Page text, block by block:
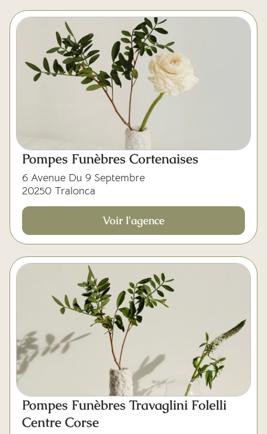
Pompes Funèbres Cortenaises
6 Avenue Du 9 Septembre
20250 Tralonca
Voir l'agence
Pompes Funèbres Travaglini Folelli
Centre Corse